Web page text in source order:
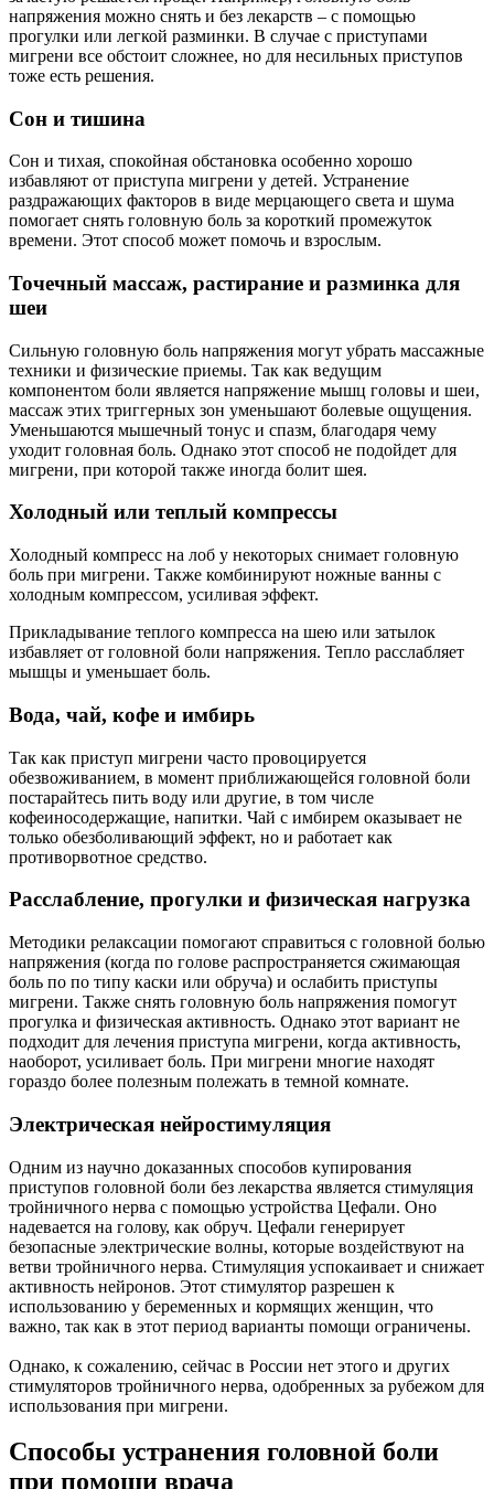
напряжения можно снять и без лекарств – с помощью
прогулки или легкой разминки. В случае с приступами
мигрени все обстоит сложнее, но для несильных приступов
тоже есть решения.
Сон и тишина
Сон и тихая, спокойная обстановка особенно хорошо
избавляют от приступа мигрени у детей. Устранение
раздражающих факторов в виде мерцающего света и шума
помогает снять головную боль за короткий промежуток
времени. Этот способ может помочь и взрослым.
Точечный массаж, растирание и разминка для
шеи
Сильную головную боль напряжения могут убрать массажные
техники и физические приемы. Так как ведущим
компонентом боли является напряжение мышц головы и шеи,
массаж этих триггерных зон уменьшают болевые ощущения.
Уменьшаются мышечный тонус и спазм, благодаря чему
уходит головная боль. Однако этот способ не подойдет для
мигрени, при которой также иногда болит шея.
Холодный или теплый компрессы
Холодный компресс на лоб у некоторых снимает головную
боль при мигрени. Также комбинируют ножные ванны с
холодным компрессом, усиливая эффект.
Прикладывание теплого компресса на шею или затылок
избавляет от головной боли напряжения. Тепло расслабляет
мышцы и уменьшает боль.
Вода, чай, кофе и имбирь
Так как приступ мигрени часто провоцируется
обезвоживанием, в момент приближающейся головной боли
постарайтесь пить воду или другие, в том числе
кофеиносодержащие, напитки. Чай с имбирем оказывает не
только обезболивающий эффект, но и работает как
противорвотное средство.
Расслабление, прогулки и физическая нагрузка
Методики релаксации помогают справиться с головной болью
напряжения (когда по голове распространяется сжимающая
боль по по типу каски или обруча) и ослабить приступы
мигрени. Также снять головную боль напряжения помогут
прогулка и физическая активность. Однако этот вариант не
подходит для лечения приступа мигрени, когда активность,
наоборот, усиливает боль. При мигрени многие находят
гораздо более полезным полежать в темной комнате.
Электрическая нейростимуляция
Одним из научно доказанных способов купирования
приступов головной боли без лекарства является стимуляция
тройничного нерва с помощью устройства Цефали. Оно
надевается на голову, как обруч. Цефали генерирует
безопасные электрические волны, которые воздействуют на
ветви тройничного нерва. Стимуляция успокаивает и снижает
активность нейронов. Этот стимулятор разрешен к
использованию у беременных и кормящих женщин, что
важно, так как в этот период варианты помощи ограничены.
Однако, к сожалению, сейчас в России нет этого и других
стимуляторов тройничного нерва, одобренных за рубежом для
использования при мигрени.
Способы устранения головной боли
при помощи врача